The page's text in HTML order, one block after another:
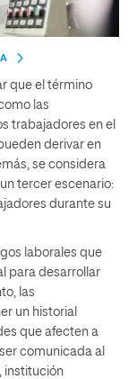
que el término
las
trabajadores en el
derivar en
se considera
tercer escenario:
durante su
laborales que
para desarrollar
las
un historial
que afecten a
comunicada al
institución